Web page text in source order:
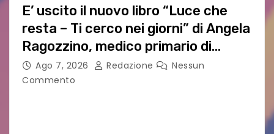
E’ uscito il nuovo libro “Luce che
resta – Ti cerco nei giorni” di Angela
Ragozzino, medico primario di
Capua
Ago 7, 2026 Redazione
Nessun
Commento